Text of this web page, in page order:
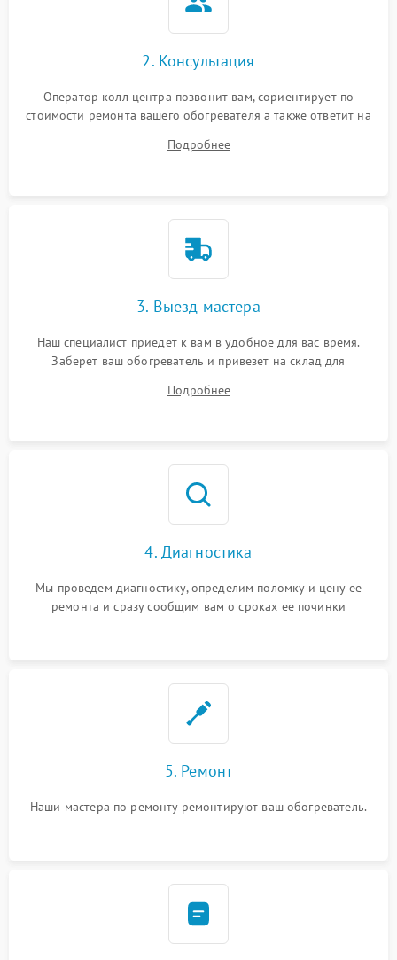
2. Консультация
Оператор колл центра позвонит вам, сориентирует по
стоимости ремонта вашего обогревателя а также ответит на
Подробнее
3. Выезд мастера
Наш специалист приедет к вам в удобное для вас время.
Заберет ваш обогреватель и привезет на склад для
Подробнее
4. Диагностика
Мы проведем диагностику, определим поломку и цену ее
ремонта и сразу сообщим вам о сроках ее починки
5. Ремонт
Наши мастера по ремонту ремонтируют ваш обогреватель.